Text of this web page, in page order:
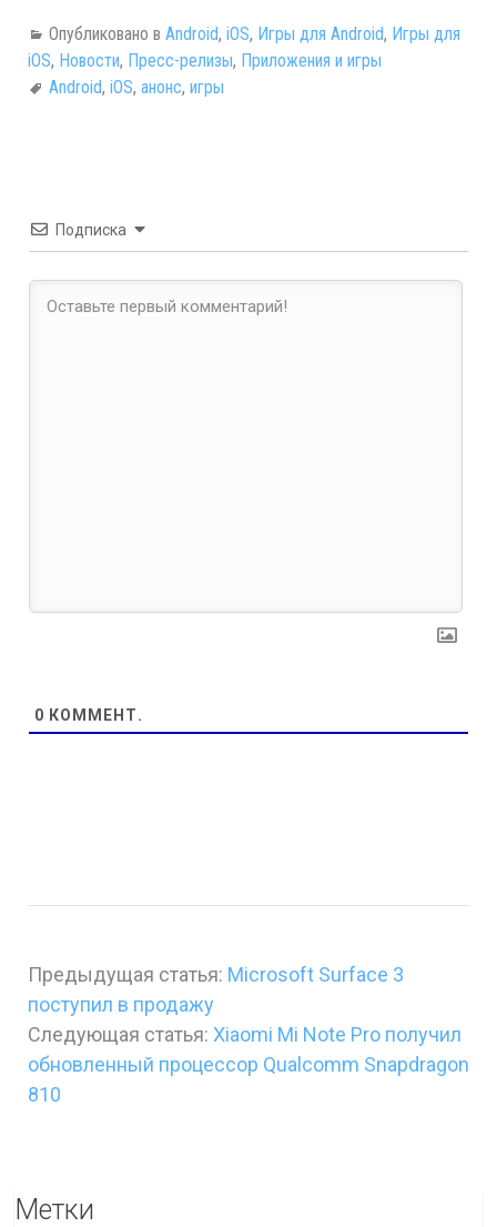
Опубликовано в Android, iOS, Игры для Android, Игры для
iOS, Новости, Пресс-релизы, Приложения и игры
Android, iOS, анонс, игры
Подписка
0 КОММЕНТ.
Предыдущая статья: Microsoft Surface 3
поступил в продажу
Следующая статья: Xiaomi Mi Note Pro получил
обновленный процессор Qualcomm Snapdragon
810
Метки